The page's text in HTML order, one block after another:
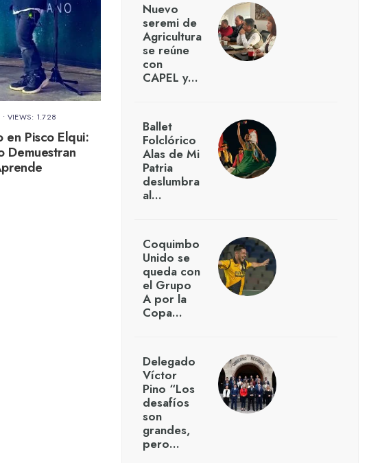
• VIEWS: 1.728
en Pisco Elqui:
Demuestran
Nuevo
seremi de
Agricultura
se reúne
con
CAPEL y…
Ballet
Folclórico
Alas de Mi
Patria
deslumbra
al…
Coquimbo
Unido se
queda con
el Grupo
A por la
Copa…
Delegado
Víctor
Pino “Los
desafíos
son
grandes,
pero…